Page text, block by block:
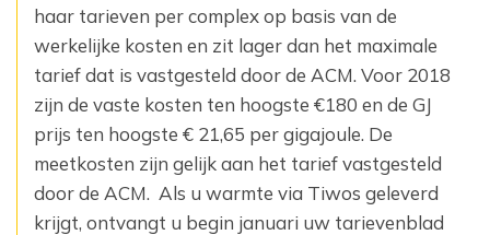
haar tarieven per complex op basis van de
werkelijke kosten en zit lager dan het maximale
tarief dat is vastgesteld door de ACM. Voor 2018
zijn de vaste kosten ten hoogste €180 en de GJ
prijs ten hoogste € 21,65 per gigajoule. De
meetkosten zijn gelijk aan het tarief vastgesteld
door de ACM. Als u warmte via Tiwos geleverd
krijgt, ontvangt u begin januari uw tarievenblad